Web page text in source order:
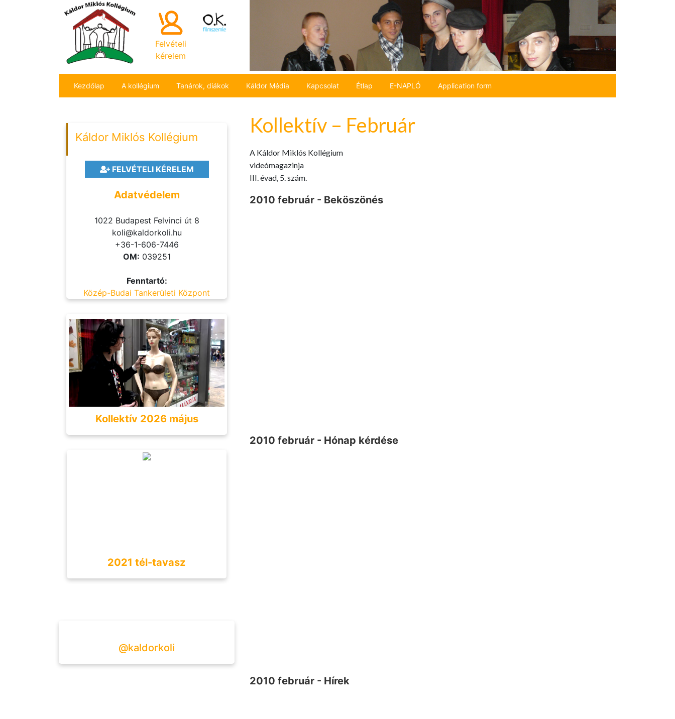
Felvételi
kérelem
Kezdőlap A kollégium Tanárok, diákok Káldor Média Kapcsolat Étlap E-NAPLÓ Application form
Káldor Miklós Kollégium
FELVÉTELI KÉRELEM
Adatvédelem
1022 Budapest Felvinci út 8
koli@kaldorkoli.hu
+36-1-606-7446
OM: 039251
Fenntartó:
Közép-Budai Tankerületi Központ
Kollektív 2026 május
2021 tél-tavasz
@kaldorkoli
Kollektív – Február
A Káldor Miklós Kollégium
videómagazinja
III. évad, 5. szám.
2010 február - Beköszönés
2010 február - Hónap kérdése
2010 február - Hírek